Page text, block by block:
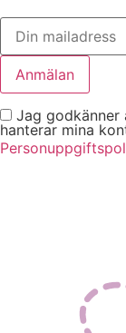
Jag godkänner
hanterar mina